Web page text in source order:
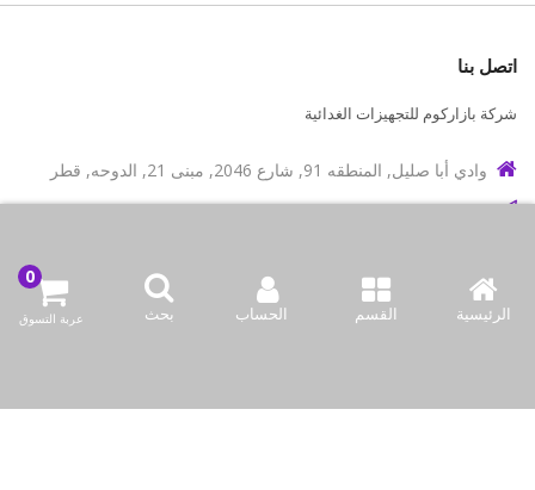
الرئيسية القسم الحساب بحث عربة التسوق
اتصل بنا
شركة بازاركوم للتجهيزات الغدائية
وادي أبا صليل, المنطقه 91, شارع 2046, مبنى 21, الدوحه, قطر
info@bazaar.com.qa
سياسة المتجر